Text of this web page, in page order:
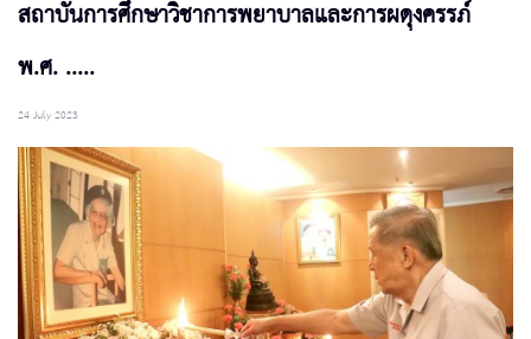
สถาบันการศึกษาวิชาการพยาบาลและการผดุงครรภ์
พ.ศ. .....
24 July 2023